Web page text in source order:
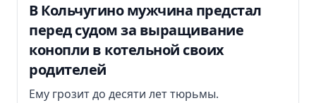
В Кольчугино мужчина предстал
перед судом за выращивание
конопли в котельной своих
родителей
Ему грозит до десяти лет тюрьмы.